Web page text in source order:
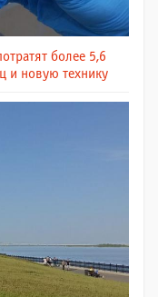
более 5,6
и новую технику